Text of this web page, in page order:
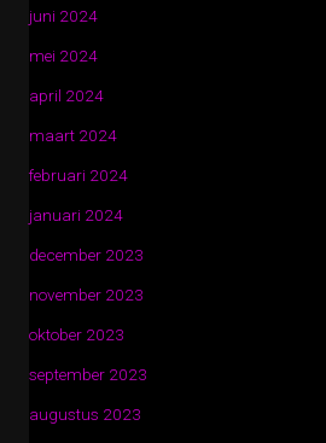
juni 2024
mei 2024
april 2024
maart 2024
februari 2024
januari 2024
december 2023
november 2023
oktober 2023
september 2023
augustus 2023